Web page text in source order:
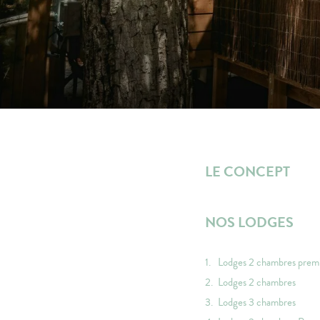
LE CONCEPT
NOS LODGES
Lodges 2 chambres
Lodges 2 chambres
Lodges 3 chambres